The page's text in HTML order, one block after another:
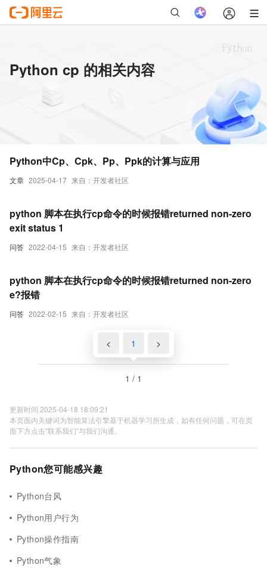
Python cp 的相关内容
文章 2025-04-17 来自：开发者社区
Python中Cp、Cpk、Pp、Ppk的计算与应用
问答 2022-04-15 来自：开发者社区
python 脚本在执行cp命令的时候报错returned non-zero
exit status 1
问答 2022-02-15 来自：开发者社区
python 脚本在执行cp命令的时候报错returned non-zero
e?报错
< 1 >
1 / 1
更新时间 2025-04-18 18:09:21
本页面内关键词为智能算法引擎基于机器学习所生成，如有任何问题，可在页
面下方点击"联系我们"与我们沟通。
Python您可能感兴趣
Python台风
Python用户行为
Python操作指南
Python气象